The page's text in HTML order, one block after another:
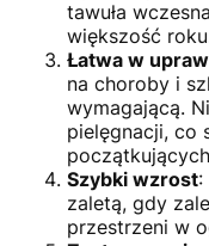
tawuła
większość
Łatwa w
na choroby i
wymagającą.
pielęgnacji, co
Szybki wzrost:
zaletą, gdy
przestrzeni w